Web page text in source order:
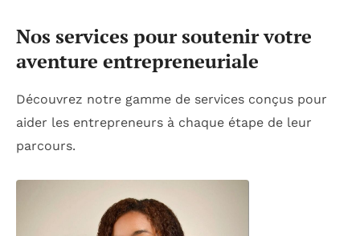
Nos services pour soutenir votre
aventure entrepreneuriale
Découvrez notre gamme de services conçus pour
aider les entrepreneurs à chaque étape de leur
parcours.